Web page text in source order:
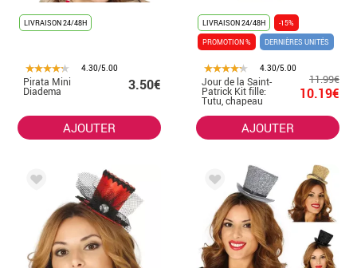
LIVRAISON 24/48H
4.30/5.00
Pirata Mini
Diadema 3.50€
AJOUTER
LIVRAISON 24/48H
-15%
PROMOTION %
DERNIÈRES UNITÉS
4.30/5.00
Jour de la Saint-
Patrick Kit fille:
Tutu, chapeau
Mini Accessoires
11.99€
10.19€
AJOUTER